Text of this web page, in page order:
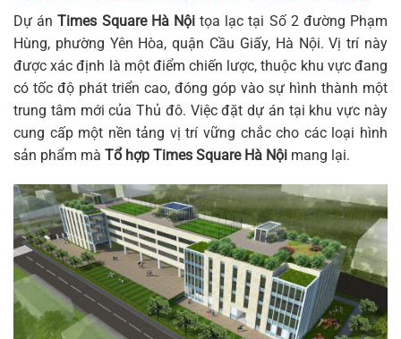
Dự ánTimes Square Hà Nộitọa lạc tại Số 2 đường Phạm
Hùng, phường Yên Hòa, quận Cầu Giấy, Hà Nội. Vị trí này
được xác định là một điểm chiến lược, thuộc khu vực đang
có tốc độ phát triển cao, đóng góp vào sự hình thành một
trung tâm mới của Thủ đô. Việc đặt dự án tại khu vực này
cung cấp một nền tảng vị trí vững chắc cho các loại hình
sản phẩm mà Tổ hợp Times Square Hà Nội mang lại.